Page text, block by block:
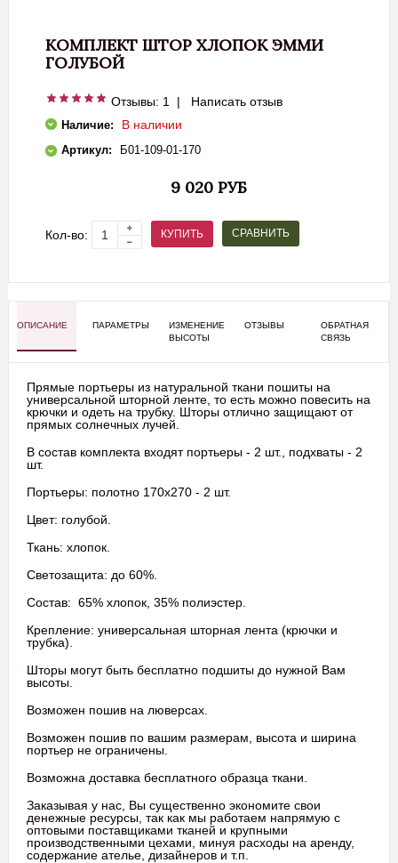
КОМПЛЕКТ ШТОР ХЛОПОК ЭММИ
ГОЛУБОЙ
Отзывы: 1 | Написать отзыв
Наличие: В наличии
Артикул: Б01-109-01-170
9 020 РУБ
Кол-во: КУПИТЬ СРАВНИТЬ
ОПИСАНИЕ ПАРАМЕТРЫ
ИЗМЕНЕНИЕ
ВЫСОТЫ
ОТЗЫВЫ
ОБРАТНАЯ
СВЯЗЬ
Прямые портьеры из натуральной ткани пошиты на
универсальной шторной ленте, то есть можно повесить на
крючки и одеть на трубку. Шторы отлично защищают от
прямых солнечных лучей.
В состав комплекта входят портьеры - 2 шт., подхваты - 2
шт.
Портьеры: полотно 170х270 - 2 шт.
Цвет: голубой.
Ткань: хлопок.
Светозащита: до 60%.
Состав: 65% хлопок, 35% полиэстер.
Крепление: универсальная шторная лента (крючки и
трубка).
Шторы могут быть бесплатно подшиты до нужной Вам
высоты.
Возможен пошив на люверсах.
Возможен пошив по вашим размерам, высота и ширина
портьер не ограничены.
Возможна доставка бесплатного образца ткани.
Заказывая у нас, Вы существенно экономите свои
денежные ресурсы, так как мы работаем напрямую с
оптовыми поставщиками тканей и крупными
производственными цехами, минуя расходы на аренду,
содержание ателье, дизайнеров и т.п.